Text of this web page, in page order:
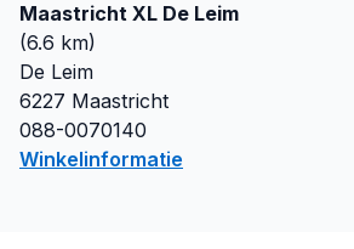
Maastricht XL De Leim
(6.6 km)
De Leim
6227 Maastricht
088-0070140
Winkelinformatie